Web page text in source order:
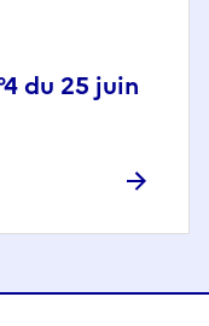
du 25 juin